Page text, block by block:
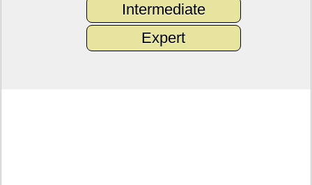
Intermediate
Expert